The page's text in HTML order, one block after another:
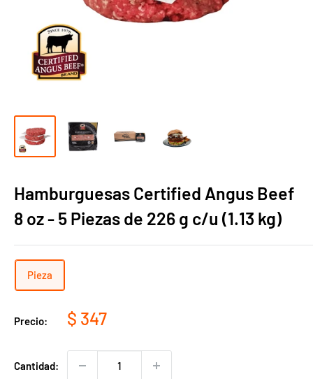
Hamburguesas Certified Angus Beef
8 oz - 5 Piezas de 226 g c/u (1.13 kg)
Pieza
Precio:
Precio
venta
$ 347
Cantidad: